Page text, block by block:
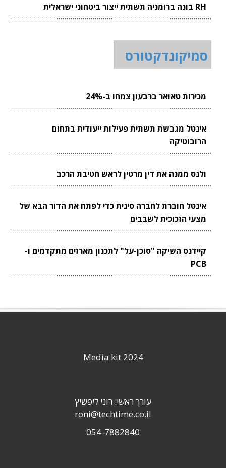
RH בונה ברומניה תשתית ייצור ביטחוני ישראלית
סמיקונדקטורס
מכירות טאואר ברבעון צמחו ב-24%
אינטל מגבשת תשתית פעילות ייעודית בתחום
הרובוטיקה
ולנס ממנה את דין מרטין לראש חטיבת הרכב
אינטל חוברת לחברה סינית כדי לפתח את הדור הבא של
מצעי הזכוכית לשבבים
קיידנס השיקה "סוכן-על" לתכנון מארזים מתקדמים ו-
PCB
Media kit 2024
עורך ראשי: רוני ליפשיץ
roni@techtime.co.il
054-7882840